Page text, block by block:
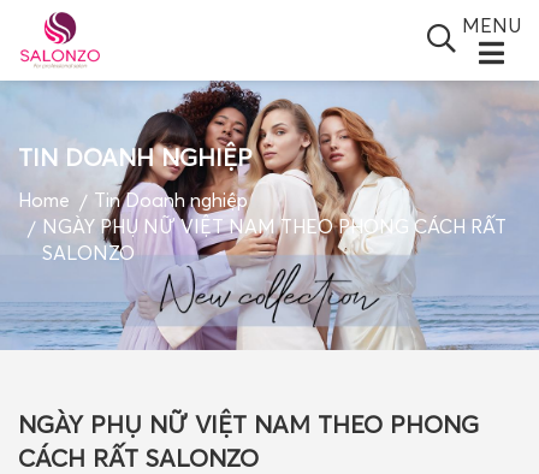
SALONZO GROUP
GIỚI THIỆU
TIN TỨC
BLOGS
MENU
Home
Tin Doanh nghiệp
NGÀY PHỤ NỮ VIỆT NAM THEO PHONG CÁCH RẤT
SALONZO
TIN DOANH NGHIỆP
NGÀY PHỤ NỮ VIỆT NAM THEO PHONG
CÁCH RẤT SALONZO